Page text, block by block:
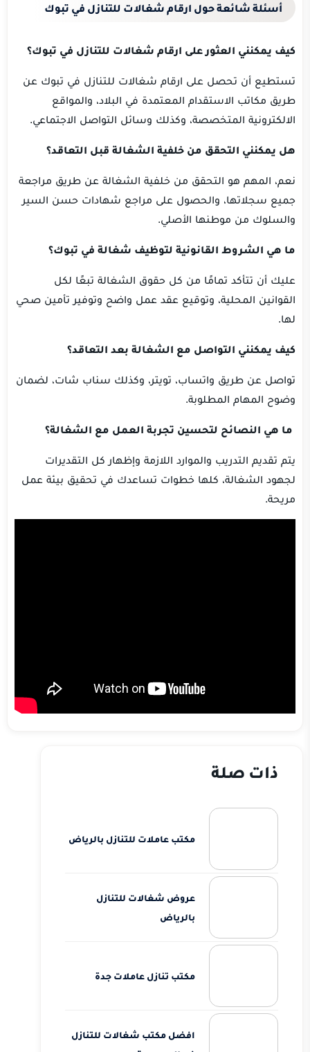
أسئلة شائعة حول ارقام شغالات للتنازل في تبوك
كيف يمكنني العثور على ارقام شغالات للتنازل في تبوك؟
تستطيع أن تحصل على ارقام شغالات للتنازل في تبوك عن
طريق مكاتب الاستقدام المعتمدة في البلاد، والمواقع
الالكترونية المتخصصة، وكذلك وسائل التواصل الاجتماعي.
هل يمكنني التحقق من خلفية الشغالة قبل التعاقد؟
نعم، المهم هو التحقق من خلفية الشغالة عن طريق مراجعة
جميع سجلاتها، والحصول على مراجع شهادات حسن السير
والسلوك من موطنها الأصلي.
ما هي الشروط القانونية لتوظيف شغالة في تبوك؟
عليك أن تتأكد تمامًا من كل حقوق الشغالة تبعًا لكل
القوانين المحلية، وتوقيع عقد عمل واضح وتوفير تأمين صحي
لها.
كيف يمكنني التواصل مع الشغالة بعد التعاقد؟
تواصل عن طريق واتساب، تويتر، وكذلك سناب شات، لضمان
وضوح المهام المطلوبة.
ما هي النصائح لتحسين تجربة العمل مع الشغالة؟
يتم تقديم التدريب والموارد اللازمة وإظهار كل التقديرات
لجهود الشغالة، كلها خطوات تساعدك في تحقيق بيئة عمل
مريحة.
ذات صلة
مكتب عاملات للتنازل بالرياض
عروض شغالات للتنازل
بالرياض
مكتب تنازل عاملات جدة
افضل مكتب شغالات للتنازل